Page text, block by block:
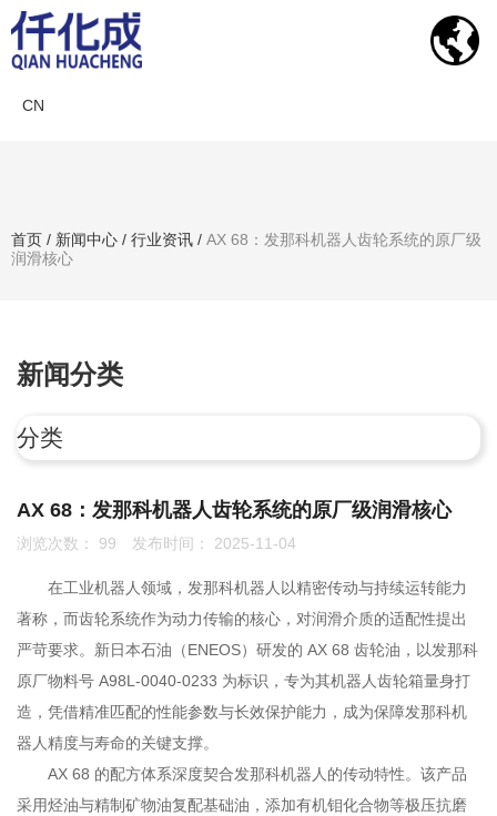
CN
首页 / 新闻中心 / 行业资讯 / AX 68：发那科机器人齿轮系统的原厂级
润滑核心
新闻分类
分类
联系我们
0755-86192801
18207556558
q1508@126.COM
AX 68：发那科机器人齿轮系统的原厂级润滑核心
浏览次数： 99 发布时间： 2025-11-04
在工业机器人领域，发那科机器人以精密传动与持续运转能力
著称，而齿轮系统作为动力传输的核心，对润滑介质的适配性提出
严苛要求。新日本石油（ENEOS）研发的 AX 68 齿轮油，以发那科
原厂物料号 A98L-0040-0233 为标识，专为其机器人齿轮箱量身打
造，凭借精准匹配的性能参数与长效保护能力，成为保障发那科机
器人精度与寿命的关键支撑。
AX 68 的配方体系深度契合发那科机器人的传动特性。该产品
采用烃油与精制矿物油复配基础油，添加有机钼化合物等极压抗磨